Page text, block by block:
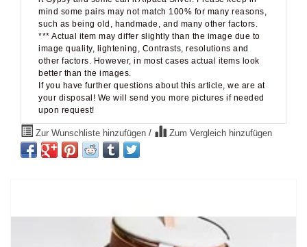
such as being old, handmade, and many other factors.
*** Actual item may differ slightly than the image due to
image quality, lightening, Contrasts, resolutions and
other factors. However, in most cases actual items look
better than the images.
If you have further questions about this article, we are at
your disposal! We will send you more pictures if needed
upon request!
Zur Wunschliste hinzufügen